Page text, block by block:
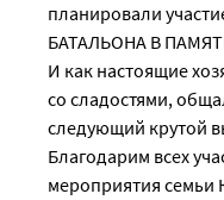
планировали
БАТАЛЬОНА В
И как настоящие
со сладостями,
следующий крутой
Благодарим всех
мероприятия